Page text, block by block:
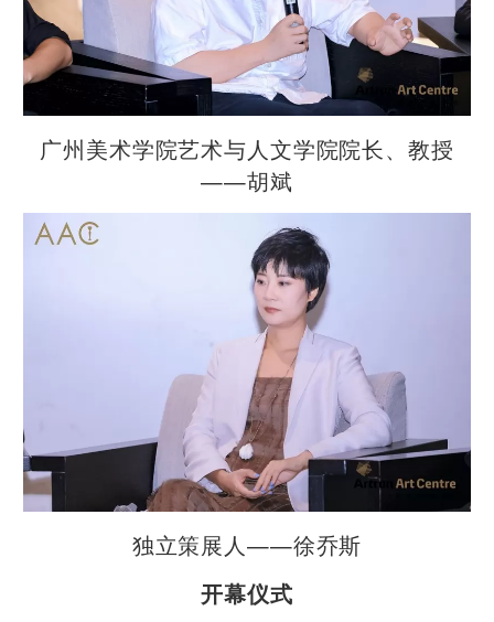
广州美术学院艺术与人文学院院长、教授
——胡斌
独立策展人——徐乔斯
开幕仪式